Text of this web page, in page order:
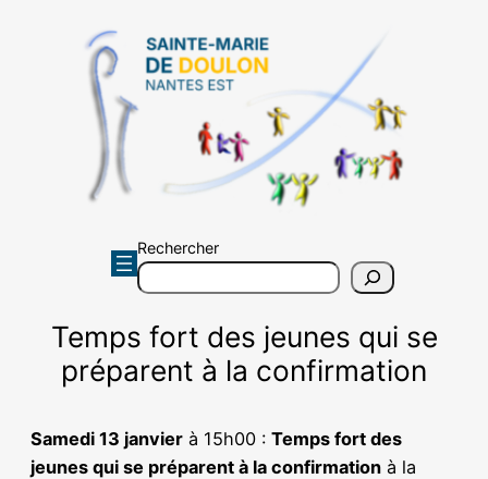
Rechercher
Temps fort des jeunes qui se
préparent à la confirmation
Samedi 13 janvier à 15h00 : Temps fort des
jeunes qui se préparent à la confirmation à la